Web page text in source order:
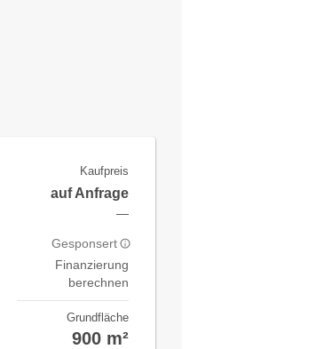
Kaufpreis
auf Anfrage
—
Gesponsert
Finanzierung
berechnen
Grundfläche
900 m²